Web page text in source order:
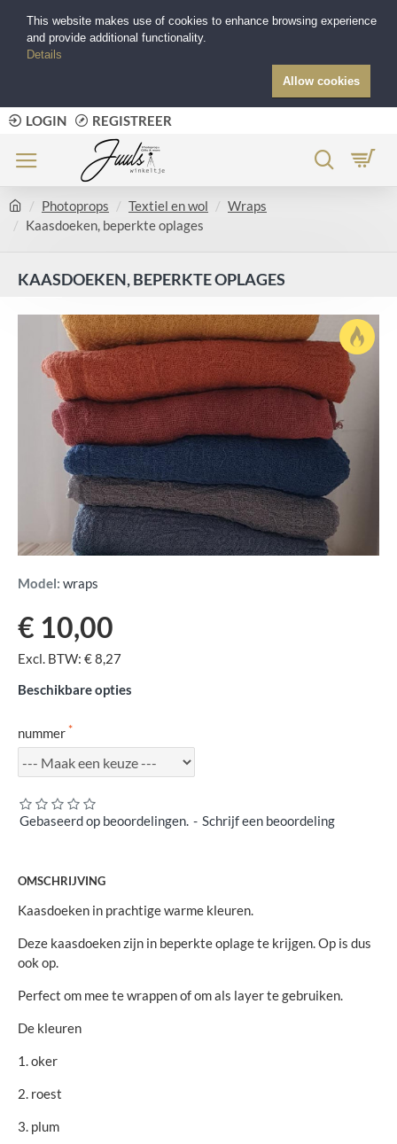
LOGIN REGISTREER
Photoprops Textiel en wol
Wraps
Kaasdoeken, beperkte oplages
KAASDOEKEN, BEPERKTE OPLAGES
Model: wraps
Gebaseerd op beoordelingen. - Schrijf een beoordeling
€ 10,00
Excl. BTW: € 8,27
Beschikbare opties
nummer
OMSCHRIJVING
Kaasdoeken in prachtige warme kleuren.
Deze kaasdoeken zijn in beperkte oplage te krijgen. Op is dus
ook op.
Perfect om mee te wrappen of om als layer te gebruiken.
De kleuren
1. oker
2. roest
3. plum
This website makes use of cookies to enhance browsing experience
and provide additional functionality.
Details
Allow cookies